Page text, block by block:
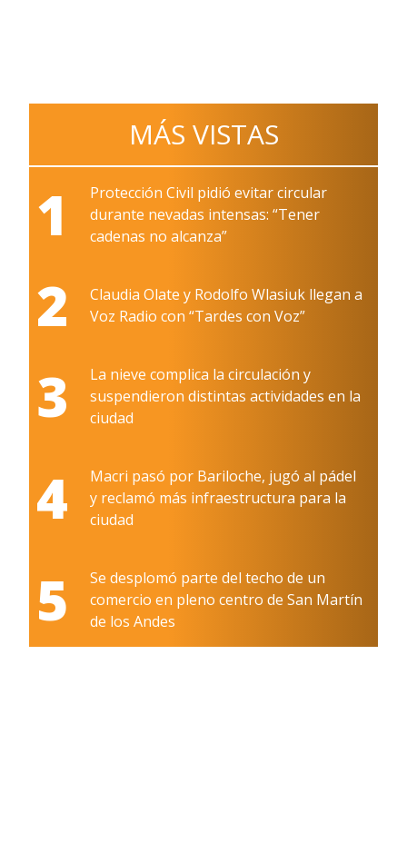
MÁS VISTAS
1
Protección Civil pidió evitar circular
durante nevadas intensas: “Tener
cadenas no alcanza”
2
Claudia Olate y Rodolfo Wlasiuk llegan a
Voz Radio con “Tardes con Voz”
3
La nieve complica la circulación y
suspendieron distintas actividades en la
ciudad
4
Macri pasó por Bariloche, jugó al pádel
y reclamó más infraestructura para la
ciudad
5
Se desplomó parte del techo de un
comercio en pleno centro de San Martín
de los Andes